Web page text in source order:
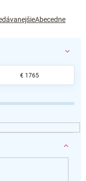
Abecedne
€ 1765